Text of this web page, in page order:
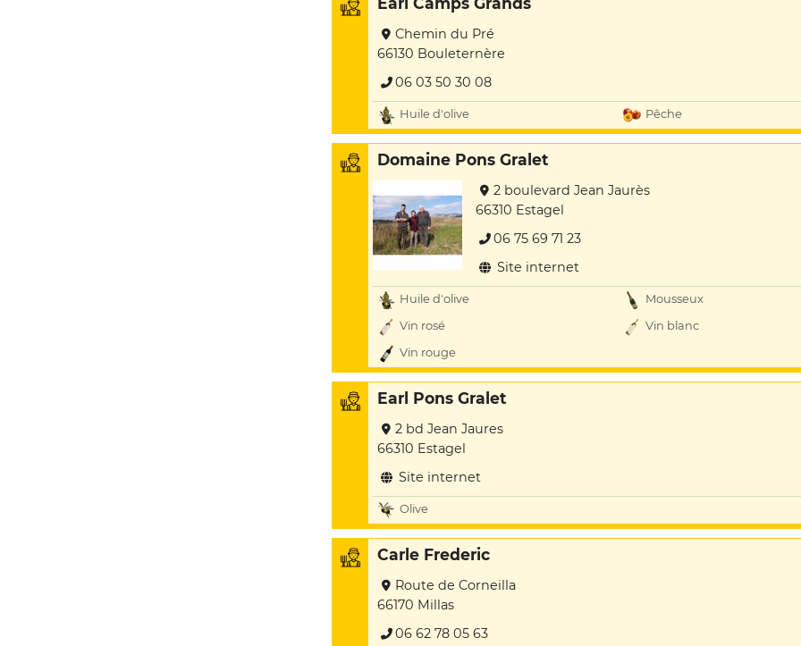
Chemin du Pré
66130 Bouleternère
06 03 50 30 08
Huile d'olive Pêche
Domaine Pons Gralet
2 boulevard Jean Jaurès
66310 Estagel
06 75 69 71 23
Site internet
Huile d'olive
Mousseux
Vin rosé
Vin blanc
Vin rouge
Earl Pons Gralet
2 bd Jean Jaures
66310 Estagel
Site internet
Olive
Carle Frederic
Route de Corneilla
66170 Millas
06 62 78 05 63